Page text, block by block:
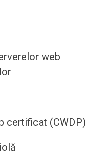
web
certificat (CWDP)